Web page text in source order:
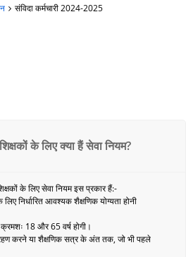
संविदा कर्मचारी 2024-2025
के लिए क्या हैं सेवा नियम?
के लिए सेवा नियम इस प्रकार हैं:-
निर्धारित आवश्यक शैक्षणिक योग्यता होनी
18 और 65 वर्ष होगी।
करने या शैक्षणिक सत्र के अंत तक, जो भी पहले